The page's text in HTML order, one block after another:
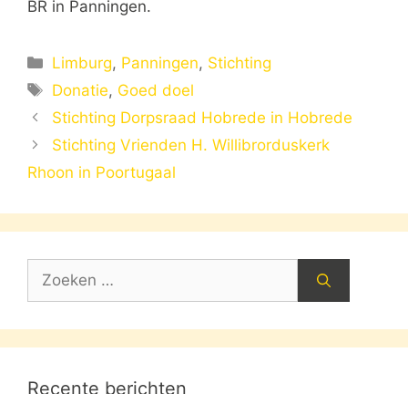
BR in Panningen.
Categorieën
Limburg, Panningen, Stichting
Tags
Donatie, Goed doel
Stichting Dorpsraad Hobrede in Hobrede
Stichting Vrienden H. Willibrorduskerk
Rhoon in Poortugaal
Zoek
Recente berichten